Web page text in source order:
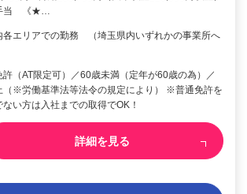
当 《★…
各エリアでの勤務 （埼玉県内いずれかの事業所へ
許（AT限定可）／60歳未満（定年が60歳の為）／
（※労働基準法等法令の規定により） ※普通免許を
ない方は入社までの取得でOK！
詳細を見る